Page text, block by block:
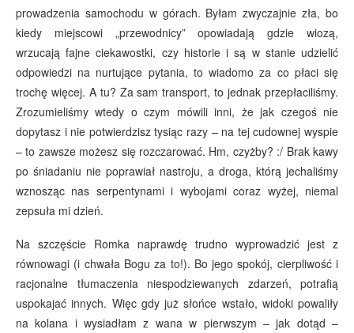
prowadzenia samochodu w górach. Byłam zwyczajnie zła, bo
kiedy miejscowi „przewodnicy” opowiadają gdzie wiozą,
wrzucają fajne ciekawostki, czy historie i są w stanie udzielić
odpowiedzi na nurtujące pytania, to wiadomo za co płaci się
trochę więcej. A tu? Za sam transport, to jednak przepłaciliśmy.
Zrozumieliśmy wtedy o czym mówili inni, że jak czegoś nie
dopytasz i nie potwierdzisz tysiąc razy – na tej cudownej wyspie
– to zawsze możesz się rozczarować. Hm, czyżby? :/ Brak kawy
po śniadaniu nie poprawiał nastroju, a droga, którą jechaliśmy
wznosząc nas serpentynami i wybojami coraz wyżej, niemal
zepsuła mi dzień.
Na szczęście Romka naprawdę trudno wyprowadzić jest z
równowagi (i chwała Bogu za to!). Bo jego spokój, cierpliwość i
racjonalne tłumaczenia niespodziewanych zdarzeń, potrafią
uspokajać innych. Więc gdy już słońce wstało, widoki powaliły
na kolana i wysiadłam z wana w pierwszym – jak dotąd –